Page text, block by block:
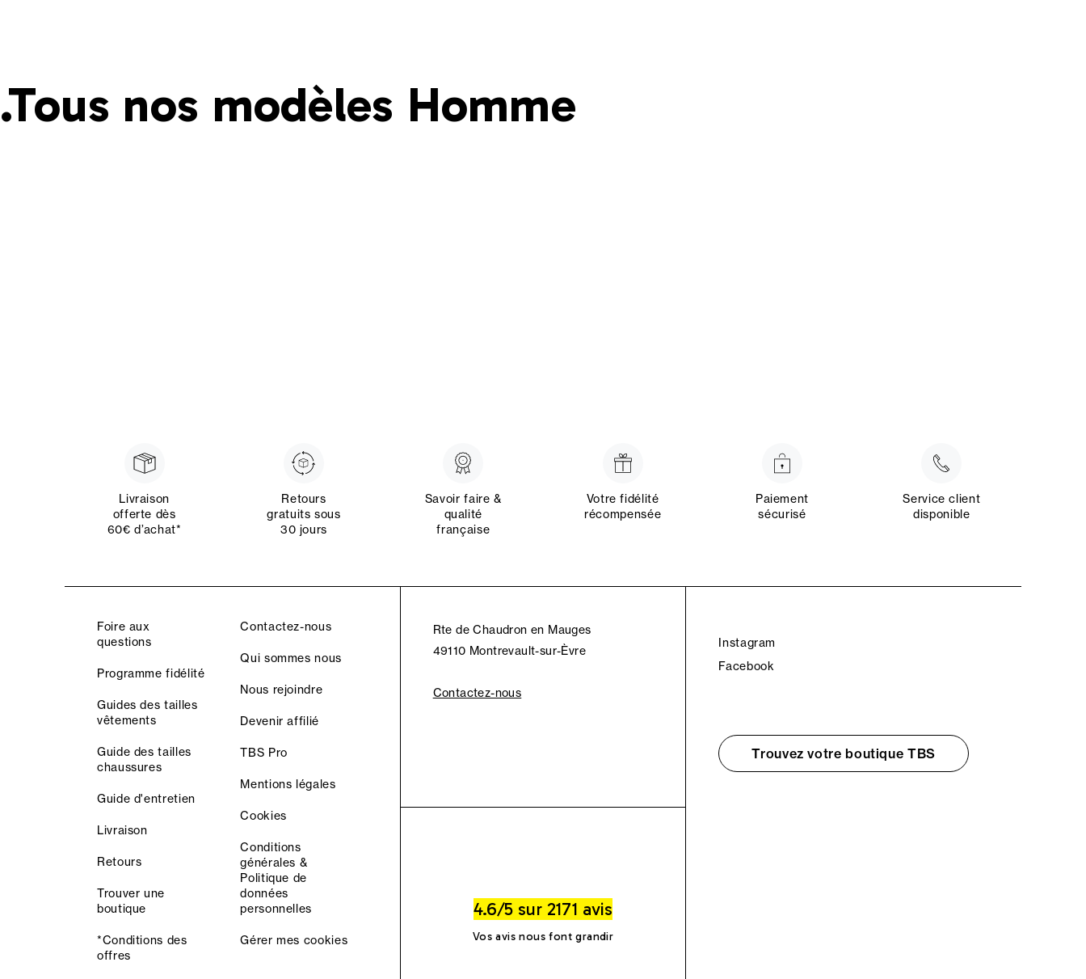
.Tous nos modèles Homme
Livraison
offerte dès
60€ d’achat*
Retours
gratuits sous
30 jours
Savoir faire &
qualité
française
Votre fidélité
récompensée
Paiement
sécurisé
Service client
disponible
Foire aux
questions
Programme fidélité
Guides des tailles
vêtements
Guide des tailles
chaussures
Guide d'entretien
Livraison
Retours
Trouver une
boutique
*Conditions des
offres
Contactez-nous
Qui sommes nous
Nous rejoindre
Devenir affilié
TBS Pro
Mentions légales
Cookies
Conditions
générales &
Politique de
données
personnelles
Gérer mes cookies
Rte de Chaudron en Mauges
49110 Montrevault-sur-Èvre
Contactez-nous
4.6/5 sur 2171 avis
Vos avis nous font grandir
Instagram
Facebook
Trouvez votre boutique TBS